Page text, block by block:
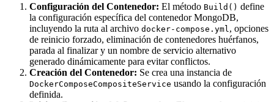
Configuración del Contenedor: El método Build() define
la configuración específica del contenedor MongoDB,
incluyendo la ruta al archivo docker-compose.yml , opciones
de reinicio forzado, eliminación de contenedores huérfanos,
parada al finalizar y un nombre de servicio alternativo
generado dinámicamente para evitar conflictos.
Creación del Contenedor: Se crea una instancia de
DockerComposeCompositeService usando la configuración
definida.